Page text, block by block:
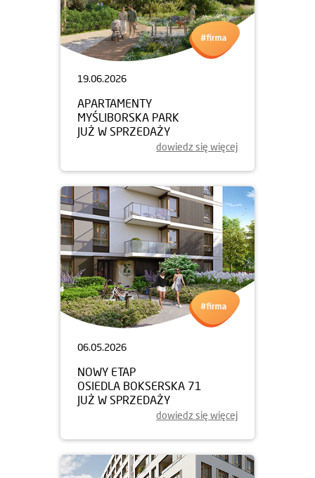
19.06.2026
APARTAMENTY
MYŚLIBORSKA PARK
JUŻ W SPRZEDAŻY
dowiedz się więcej
06.05.2026
NOWY ETAP
OSIEDLA BOKSERSKA 71
JUŻ W SPRZEDAŻY
dowiedz się więcej